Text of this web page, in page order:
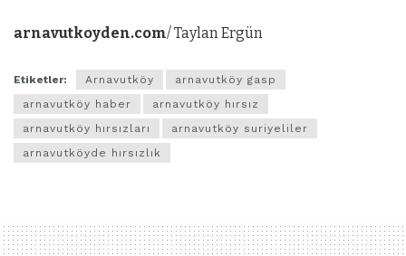
arnavutkoyden.com/ Taylan Ergün
Etiketler: Arnavutköy
arnavutköy gasp
arnavutköy haber
arnavutköy hırsız
arnavutköy hırsızları
arnavutköy suriyeliler
arnavutköyde hırsızlık